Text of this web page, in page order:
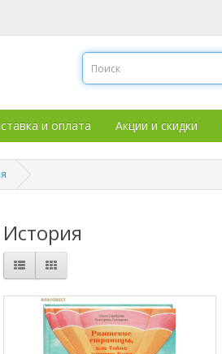
и оплата Акции и скидки
История